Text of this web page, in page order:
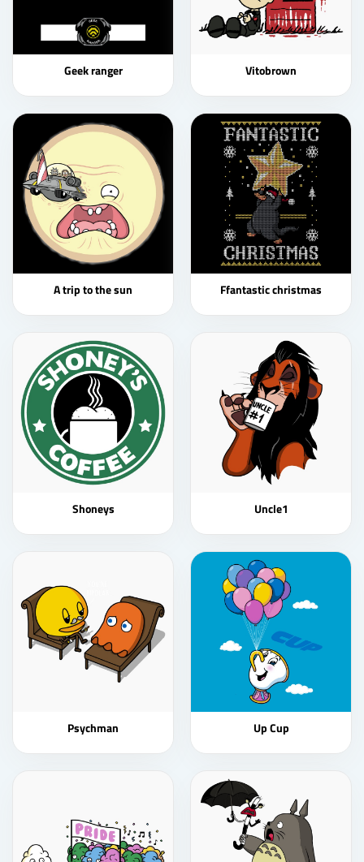
Geek ranger Vitobrown
A trip to the sun Ffantastic christmas
Shoneys Uncle1
Psychman Up Cup